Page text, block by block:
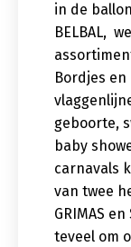
in de
BELBAL,
Bordjes
geboorte,
baby
carnavals
van twee
GRIMAS
teveel om